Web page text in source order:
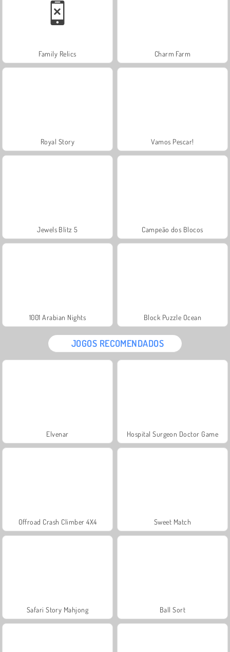
Family Relics Charm Farm
Royal Story Vamos Pescar!
Jewels Blitz 5 Campeão dos Blocos
1001 Arabian Nights Block Puzzle Ocean
JOGOS RECOMENDADOS
Elvenar Hospital Surgeon Doctor Game
Offroad Crash Climber 4X4 Sweet Match
Safari Story Mahjong Ball Sort